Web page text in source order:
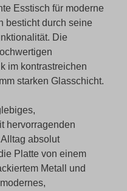
Esstisch für moderne
besticht durch seine
Die
im kontrastreichen
starken Glasschicht.
hervorragenden
absolut
Platte von einem
Metall und